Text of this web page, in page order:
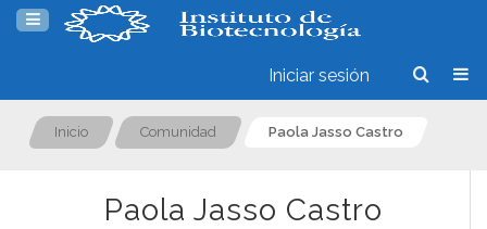
Iniciar sesión
Inicio Comunidad Paola Jasso Castro
Paola Jasso Castro